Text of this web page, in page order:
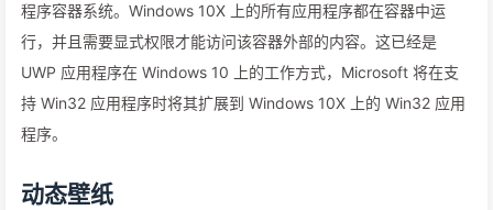
程序容器系统。Windows 10X 上的所有应用程序都在容器中运
行，并且需要显式权限才能访问该容器外部的内容。这已经是
UWP 应用程序在 Windows 10 上的工作方式，Microsoft 将在支
持 Win32 应用程序时将其扩展到 Windows 10X 上的 Win32 应用
程序。
动态壁纸